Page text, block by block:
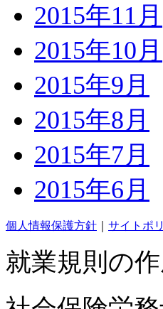
2015年11月
2015年10月
2015年9月
2015年8月
2015年7月
2015年6月
個人情報保護方針 サイトポ
就業規則の